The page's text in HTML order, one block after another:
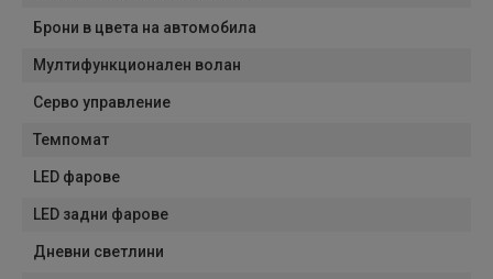
Брони в цвета на автомобила
Мултифункционален волан
Серво управление
Темпомат
LED фарове
LED задни фарове
Дневни светлини